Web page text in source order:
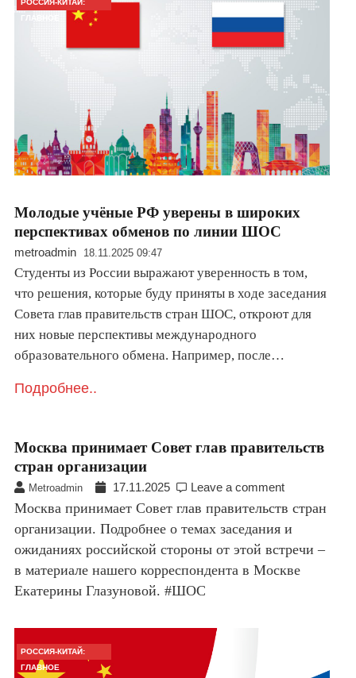
РОССИЯ-КИТАЙ:
ГЛАВНОЕ
Молодые учёные РФ уверены в широких
перспективах обменов по линии ШОС
metroadmin 18.11.2025 09:47
Студенты из России выражают уверенность в том,
что решения, которые буду приняты в ходе заседания
Совета глав правительств стран ШОС, откроют для
них новые перспективы международного
образовательного обмена. Например, после…
Подробнее..
Москва принимает Совет глав правительств
стран организации
Metroadmin 17.11.2025 Leave a comment
Москва принимает Совет глав правительств стран
организации. Подробнее о темах заседания и
ожиданиях российской стороны от этой встречи –
в материале нашего корреспондента в Москве
Екатерины Глазуновой. #ШОС
РОССИЯ-КИТАЙ:
ГЛАВНОЕ